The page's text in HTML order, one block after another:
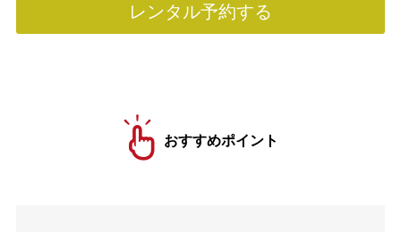
レンタル予約する
おすすめポイント